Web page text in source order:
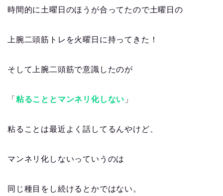
時間的に土曜日のほうが合ってたので土曜日の
上腕二頭筋トレを火曜日に持ってきた！
そして上腕二頭筋で意識したのが
「 粘ることとマンネリ化しない 」
粘ることは最近よく話してるんやけど、
マンネリ化しないっていうのは
同じ種目をし続けるとかではない。